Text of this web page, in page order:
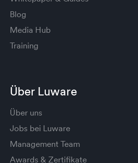
Blog
Media Hub
Training
Über Luware
Über uns
Jobs bei Luware
Management Team
Awards & Zertifikate